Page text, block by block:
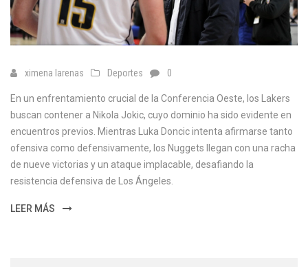
ximena larenas Deportes 0
En un enfrentamiento crucial de la Conferencia Oeste, los Lakers
buscan contener a Nikola Jokic, cuyo dominio ha sido evidente en
encuentros previos. Mientras Luka Doncic intenta afirmarse tanto
ofensiva como defensivamente, los Nuggets llegan con una racha
de nueve victorias y un ataque implacable, desafiando la
resistencia defensiva de Los Ángeles.
LEER MÁS